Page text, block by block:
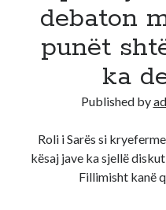
debaton
punët
ka
Published by
Roli i Sarës si
kësaj jave ka sjellë
Fillimisht kanë